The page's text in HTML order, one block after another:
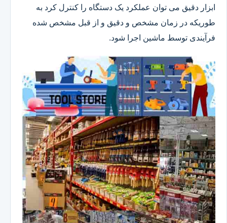
ابزار دقیق می توان عملکرد یک دستگاه را کنترل کرد به
طوریکه در زمان مشخص و دقیق و از قبل مشخص شده
فرآیندی توسط ماشین اجرا شود.